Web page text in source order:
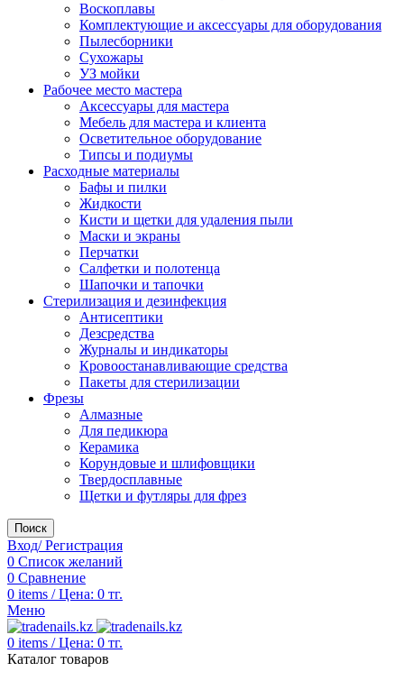
Воскоплавы
Комплектующие и аксессуары для оборудования
Пылесборники
Сухожары
УЗ мойки
Рабочее место мастера
Аксессуары для мастера
Мебель для мастера и клиента
Осветительное оборудование
Типсы и подиумы
Расходные материалы
Бафы и пилки
Жидкости
Кисти и щетки для удаления пыли
Маски и экраны
Перчатки
Салфетки и полотенца
Шапочки и тапочки
Стерилизация и дезинфекция
Антисептики
Дезсредства
Журналы и индикаторы
Кровоостанавливающие средства
Пакеты для стерилизации
Фрезы
Алмазные
Для педикюра
Керамика
Корундовые и шлифовщики
Твердосплавные
Щетки и футляры для фрез
Поиск
Вход/ Регистрация
0 Список желаний
0 Сравнение
0 items / Цена: 0 тг.
Меню
0 items / Цена: 0 тг.
Каталог товаров